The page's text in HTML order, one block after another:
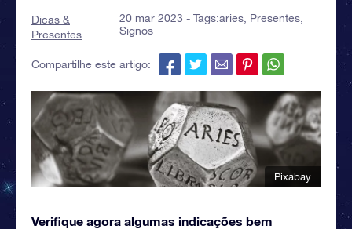
Dicas &
Presentes
20 mar 2023 - Tags:aries, Presentes,
Signos
Compartilhe este artigo:
Pixabay
Verifique agora algumas indicações bem